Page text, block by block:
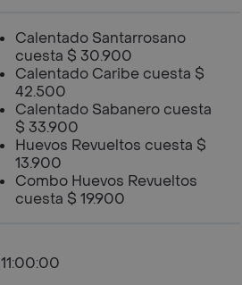
Calentado Santarrosano
cuesta $ 30.900
Calentado Caribe cuesta $
42.500
Calentado Sabanero cuesta
$ 33.900
Huevos Revueltos cuesta $
13.900
Combo Huevos Revueltos
cuesta $ 19.900
11:00:00